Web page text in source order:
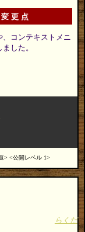
更点
コンテキストメニ
した。
公開レベル 1
らくだ